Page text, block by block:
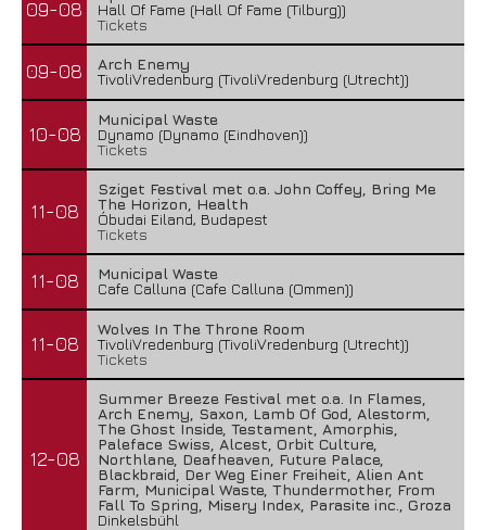
09-08
Hall Of Fame (Hall Of Fame (Tilburg))
Tickets
09-08
Arch Enemy
TivoliVredenburg (TivoliVredenburg (Utrecht))
10-08
Municipal Waste
Dynamo (Dynamo (Eindhoven))
Tickets
11-08
Sziget Festival met o.a. John Coffey, Bring Me
The Horizon, Health
Óbudai Eiland, Budapest
Tickets
11-08
Municipal Waste
Cafe Calluna (Cafe Calluna (Ommen))
11-08
Wolves In The Throne Room
TivoliVredenburg (TivoliVredenburg (Utrecht))
Tickets
12-08
Summer Breeze Festival met o.a. In Flames,
Arch Enemy, Saxon, Lamb Of God, Alestorm,
The Ghost Inside, Testament, Amorphis,
Paleface Swiss, Alcest, Orbit Culture,
Northlane, Deafheaven, Future Palace,
Blackbraid, Der Weg Einer Freiheit, Alien Ant
Farm, Municipal Waste, Thundermother, From
Fall To Spring, Misery Index, Parasite inc., Groza
Dinkelsbühl